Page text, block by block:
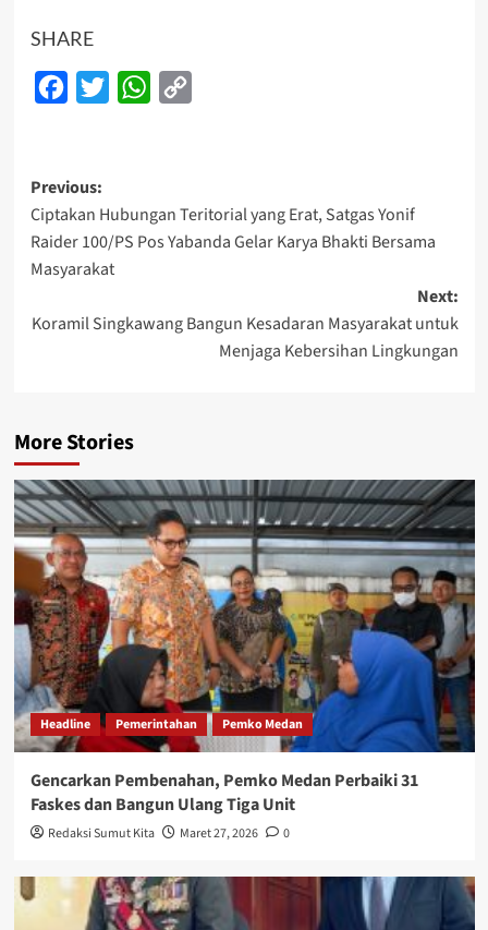
SHARE
Facebook
Twitter WhatsApp
Post
navigation
Previous:
Ciptakan Hubungan Teritorial yang Erat, Satgas Yonif
Raider 100/PS Pos Yabanda Gelar Karya Bhakti Bersama
Masyarakat
Next:
Koramil Singkawang Bangun Kesadaran Masyarakat untuk
Menjaga Kebersihan Lingkungan
More Stories
Headline Pemerintahan Pemko Medan
Gencarkan Pembenahan, Pemko Medan Perbaiki 31
Faskes dan Bangun Ulang Tiga Unit
Redaksi Sumut Kita Maret 27, 2026 0